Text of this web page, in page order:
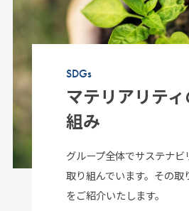
SDGs
マテリアリティ
組み
グループ全体でサステナビ
取り組んでいます。その取
をご紹介いたします。